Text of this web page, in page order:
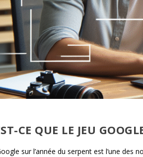
CE QUE LE JEU
sur l’année du serpent est l’une